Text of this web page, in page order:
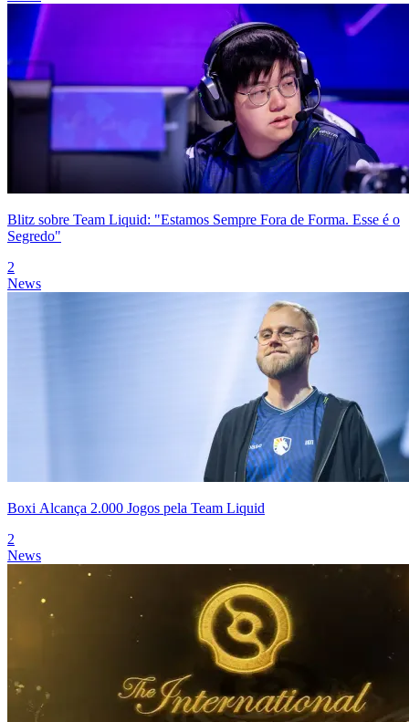
Blitz sobre Team Liquid: "Estamos Sempre Fora de Forma. Esse é o
Segredo"
2
News
Boxi Alcança 2.000 Jogos pela Team Liquid
2
News